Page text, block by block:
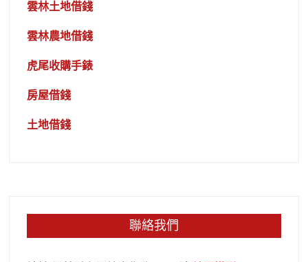
雲林土地借錢
雲林農地借錢
虎尾收購手錶
房屋借錢
土地借錢
聯絡我們